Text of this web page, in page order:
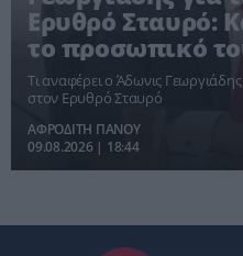
Ερυθρό Σταυρό:
το προσωπικό
Τι αναφέρει ο Άδωνις
στον Ερυθρό Σταυρό
ΑΦΡΟΔΙΤΗ ΠΑΝΟΥ
09.08.2026 | 18:44